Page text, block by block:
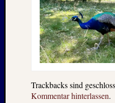
Trackbacks sind
Kommentar hinterlassen.